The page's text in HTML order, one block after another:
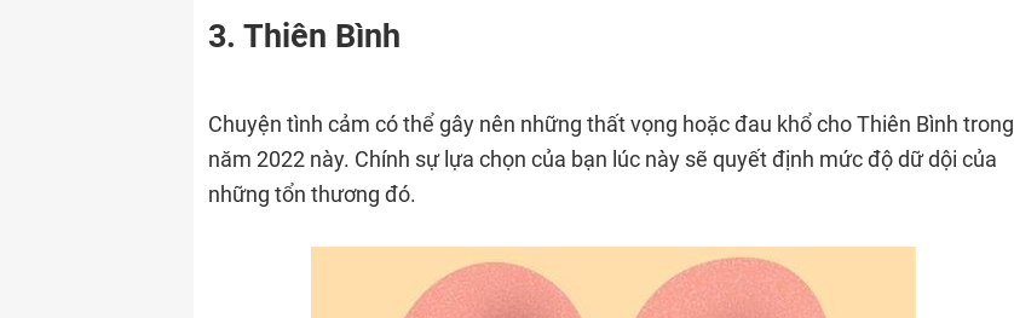
3. Thiên Bình
Chuyện tình cảm có thể gây nên những thất vọng hoặc đau khổ cho Thiên Bình trong
năm 2022 này. Chính sự lựa chọn của bạn lúc này sẽ quyết định mức độ dữ dội của
những tổn thương đó.